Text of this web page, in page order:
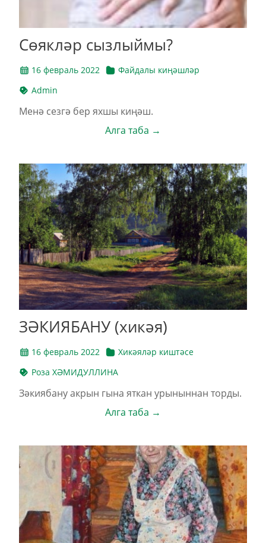
Сөякләр сызлыймы?
16 февраль 2022
Файдалы киңәшләр
Admin
Менә сезгә бер яхшы киңәш.
Алга таба →
ЗӘКИЯБАНУ (хикәя)
16 февраль 2022
Хикәяләр киштәсе
Роза ХӘМИДУЛЛИНА
Зәкиябану акрын гына яткан урыныннан торды.
Алга таба →